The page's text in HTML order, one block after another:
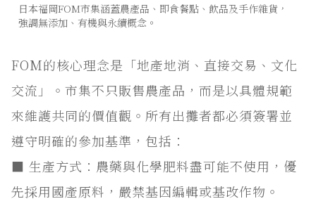
日本福岡FOM市集涵蓋農產品、即食餐點、飲品及手作雜貨，
強調無添加、有機與永續概念。
FOM的核心理念是「地產地消、直接交易、文化
交流」。市集不只販售農產品，而是以具體規範
來維護共同的價值觀。所有出攤者都必須簽署並
遵守明確的參加基準，包括：
■ 生產方式：農藥與化學肥料盡可能不使用，優
先採用國產原料，嚴禁基因編輯或基改作物。